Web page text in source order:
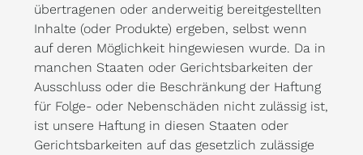
übertragenen oder anderweitig bereitgestellten
Inhalte (oder Produkte) ergeben, selbst wenn
auf deren Möglichkeit hingewiesen wurde. Da in
manchen Staaten oder Gerichtsbarkeiten der
Ausschluss oder die Beschränkung der Haftung
für Folge- oder Nebenschäden nicht zulässig ist,
ist unsere Haftung in diesen Staaten oder
Gerichtsbarkeiten auf das gesetzlich zulässige